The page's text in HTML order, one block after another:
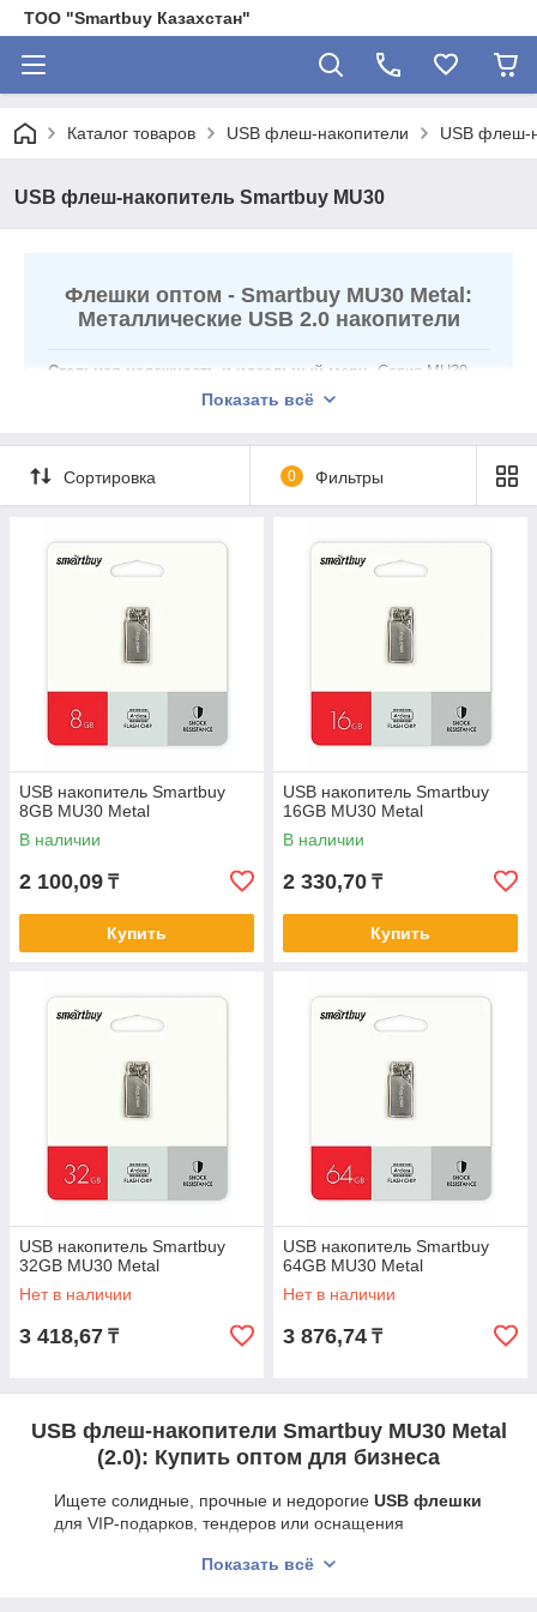
ТОО "Smartbuy Казахстан"
Каталог товаров USB флеш-накопители USB флеш-
USB флеш-накопитель Smartbuy MU30
Флешки оптом - Smartbuy MU30 Metal:
Металлические USB 2.0 накопители
Стальная надежность и идеальный мерч.
Серия MU30
Metal от Smartbuy — это компактные флеш-накопители в
носитель информации, который выглядит дорого, но стоит
разумных денег благодаря стандарту USB 2.0.
пластиковых деталей и теряющихся колпачков. Флешка не
боится ударов, влаги и пыли.
поверхность — лучшая база для нанесения долговечной
лазерной гравировки.
идеально закрывает все базовые потребности: от ключей
ЭЦП до хранения музыки в авто.
📋ПОЛУЧИТЬ ПРАЙС-ЛИСТ
Ответим и сформируем предложение в течение 15 минут
Показать всё
Сортировка 0 Фильтры
USB накопитель Smartbuy
8GB MU30 Metal
В наличии
2 100,09 ₸
Купить
USB накопитель Smartbuy
16GB MU30 Metal
В наличии
2 330,70 ₸
Купить
USB накопитель Smartbuy
32GB MU30 Metal
Нет в наличии
3 418,67 ₸
USB накопитель Smartbuy
64GB MU30 Metal
Нет в наличии
3 876,74 ₸
USB флеш-накопители Smartbuy MU30 Metal
(2.0): Купить оптом для бизнеса
Ищете солидные, прочные и недорогие USB флешки
для VIP-подарков, тендеров или оснащения
серии MU30 Metal. Использование классического
Показать всё